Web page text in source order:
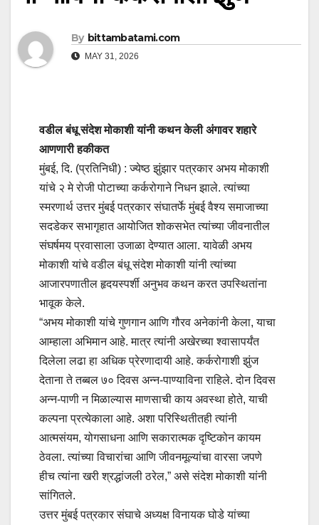
By bittambatami.com
MAY 31, 2026
वडील बंधू संदेश मोकाशी यांनी कथन केली अंगावर शहारे
आणणारी हकीकत
मुंबई, दि. (प्रतिनिधी) : ज्येष्ठ झुंझार पत्रकार अभय मोकाशी
यांचे २ मे रोजी पोटाच्या कर्करोगाने निधन झाले. त्यांच्या
स्मरणार्थ उत्तर मुंबई पत्रकार संघातर्फे मुंबई वैश्य समाजाच्या
सदडेकर सभागृहात आयोजित शोकसभेत त्यांच्या जीवनातील
संघर्षमय प्रवासाला उजाळा देण्यात आला. यावेळी अभय
मोकाशी यांचे वडील बंधू संदेश मोकाशी यांनी त्यांच्या
आजारपणातील हृदयस्पर्शी अनुभव कथन करत उपस्थितांना
भावूक केले.
“अभय मोकाशी यांचे गुणगान आणि गौरव अनेकांनी केला, याचा
आम्हाला अभिमान आहे. मात्र त्यांनी अखेरच्या श्वासापर्यंत
दिलेला लढा हा अधिक प्रेरणादायी आहे. कर्करोगाशी झुंज
देताना ते तब्बल ७० दिवस अन्न-पाण्याविना राहिले. दोन दिवस
अन्न-पाणी न मिळाल्यास माणसाची काय अवस्था होते, याची
कल्पना प्रत्येकाला आहे. अशा परिस्थितीतही त्यांनी
आत्मसंयम, योगसाधना आणि सकारात्मक दृष्टिकोन कायम
ठेवला. त्यांच्या विचारांचा आणि जीवनमूल्यांचा वारसा जपणे
हीच त्यांना खरी श्रद्धांजली ठरेल,” असे संदेश मोकाशी यांनी
सांगितले.
उत्तर मुंबई पत्रकार संघाचे अध्यक्ष विनायक घोडे यांच्या